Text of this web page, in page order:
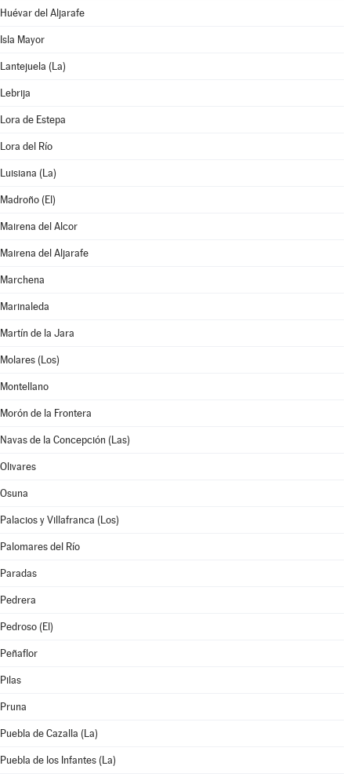
Huévar del Aljarafe
Isla Mayor
Lantejuela (La)
Lebrija
Lora de Estepa
Lora del Río
Luisiana (La)
Madroño (El)
Mairena del Alcor
Mairena del Aljarafe
Marchena
Marinaleda
Martín de la Jara
Molares (Los)
Montellano
Morón de la Frontera
Navas de la Concepción (Las)
Olivares
Osuna
Palacios y Villafranca (Los)
Palomares del Río
Paradas
Pedrera
Pedroso (El)
Peñaflor
Pilas
Pruna
Puebla de Cazalla (La)
Puebla de los Infantes (La)